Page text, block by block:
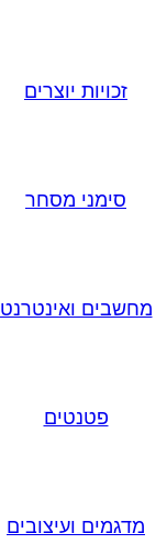
זכויות יוצרים
סימני מסחר
מחשבים ואינטרנט
פטנטים
מדגמים ועיצובים